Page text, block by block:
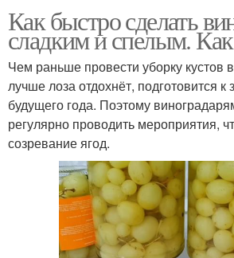
Как быстро сделать
сладким и спелым.
Чем раньше провести уборку кустов
лучше лоза отдохнёт, подготовится
будущего года. Поэтому
регулярно проводить мероприятия,
созревание ягод.